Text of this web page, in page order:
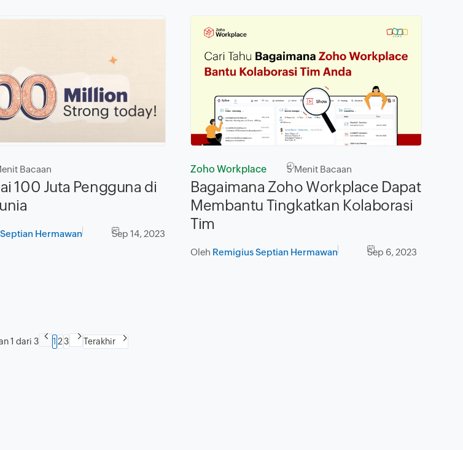
Bacaan
100 Juta Pengguna di
Hermawan Sep 14, 2023
Zoho Workplace 5Menit Bacaan
Bagaimana Zoho Workplace Dapat
Membantu Tingkatkan Kolaborasi
Tim
Oleh Remigius Septian Hermawan Sep 6, 2023
1 dari 3 1 23 Terakhir